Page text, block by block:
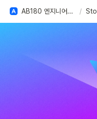
AB180 엔지니어링 베이스 /